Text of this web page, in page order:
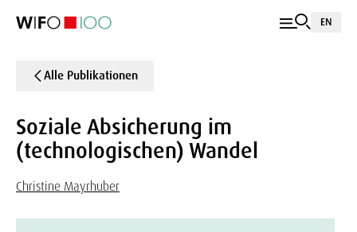
EN
Alle Publikationen
Soziale Absicherung im
(technologischen) Wandel
Christine Mayrhuber